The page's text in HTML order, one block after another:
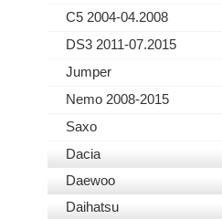
C5 2004-04.2008
DS3 2011-07.2015
Jumper
Nemo 2008-2015
Saxo
Dacia
Daewoo
Daihatsu